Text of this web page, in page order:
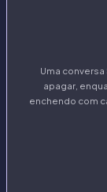
Uma
apagar,
enchendo com